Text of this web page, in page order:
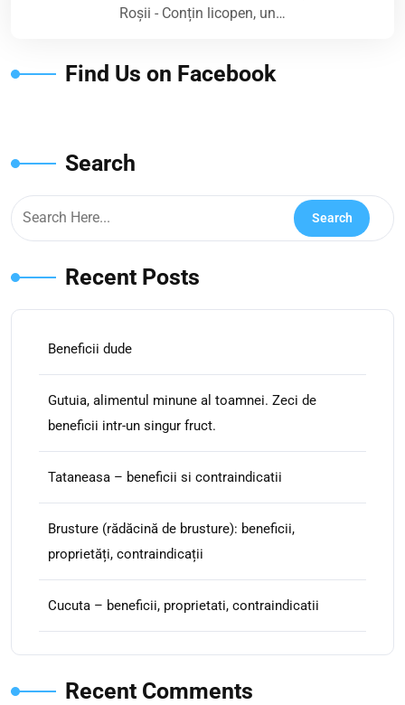
Roșii - Conțin licopen, un…
Find Us on Facebook
Search
Recent Posts
Beneficii dude
Gutuia, alimentul minune al toamnei. Zeci de
beneficii intr-un singur fruct.
Tataneasa – beneficii si contraindicatii
Brusture (rădăcină de brusture): beneficii,
proprietăți, contraindicații
Cucuta – beneficii, proprietati, contraindicatii
Recent Comments